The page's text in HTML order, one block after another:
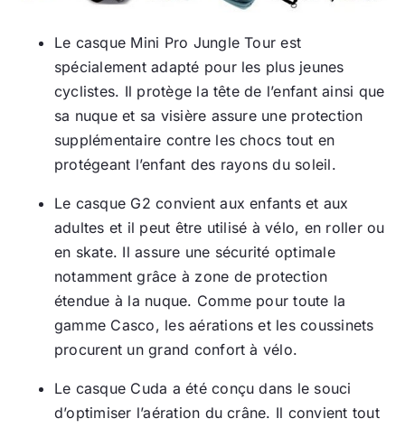
Le casque Mini Pro Jungle Tour est
spécialement adapté pour les plus jeunes
cyclistes. Il protège la tête de l’enfant ainsi que
sa nuque et sa visière assure une protection
supplémentaire contre les chocs tout en
protégeant l’enfant des rayons du soleil.
Le casque G2 convient aux enfants et aux
adultes et il peut être utilisé à vélo, en roller ou
en skate. Il assure une sécurité optimale
notamment grâce à zone de protection
étendue à la nuque. Comme pour toute la
gamme Casco, les aérations et les coussinets
procurent un grand confort à vélo.
Le casque Cuda a été conçu dans le souci
d’optimiser l’aération du crâne. Il convient tout